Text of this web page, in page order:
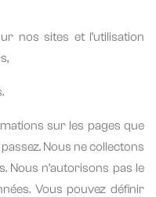
nos sites et l’utilisation
sur les pages que
Nous ne collectons
Nous n’autorisons pas le
Vous pouvez définir